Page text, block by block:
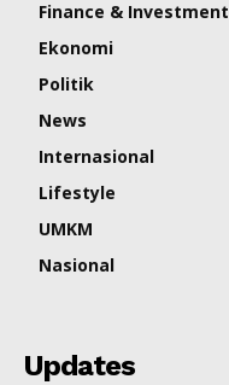
Finance & Investment
Ekonomi
Politik
News
Internasional
Lifestyle
UMKM
Nasional
Updates